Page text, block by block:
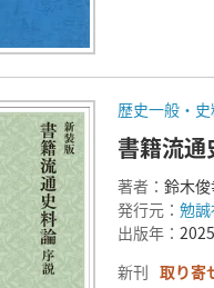
歴史一般・
書籍流
著者： 鈴木
発行元： 勉
出版年：
新刊 取り寄